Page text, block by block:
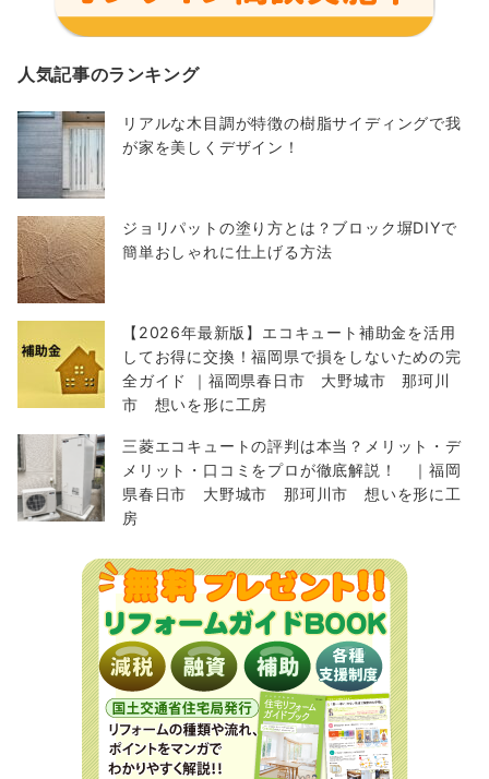
人気記事のランキング
リアルな木目調が特徴の樹脂サイディングで我
が家を美しくデザイン！
ジョリパットの塗り方とは？ブロック塀DIYで
簡単おしゃれに仕上げる方法
【2026年最新版】エコキュート補助金を活用
してお得に交換！福岡県で損をしないための完
全ガイド ｜福岡県春日市 大野城市 那珂川
市 想いを形に工房
三菱エコキュートの評判は本当？メリット・デ
メリット・口コミをプロが徹底解説！ ｜福岡
県春日市 大野城市 那珂川市 想いを形に工
房